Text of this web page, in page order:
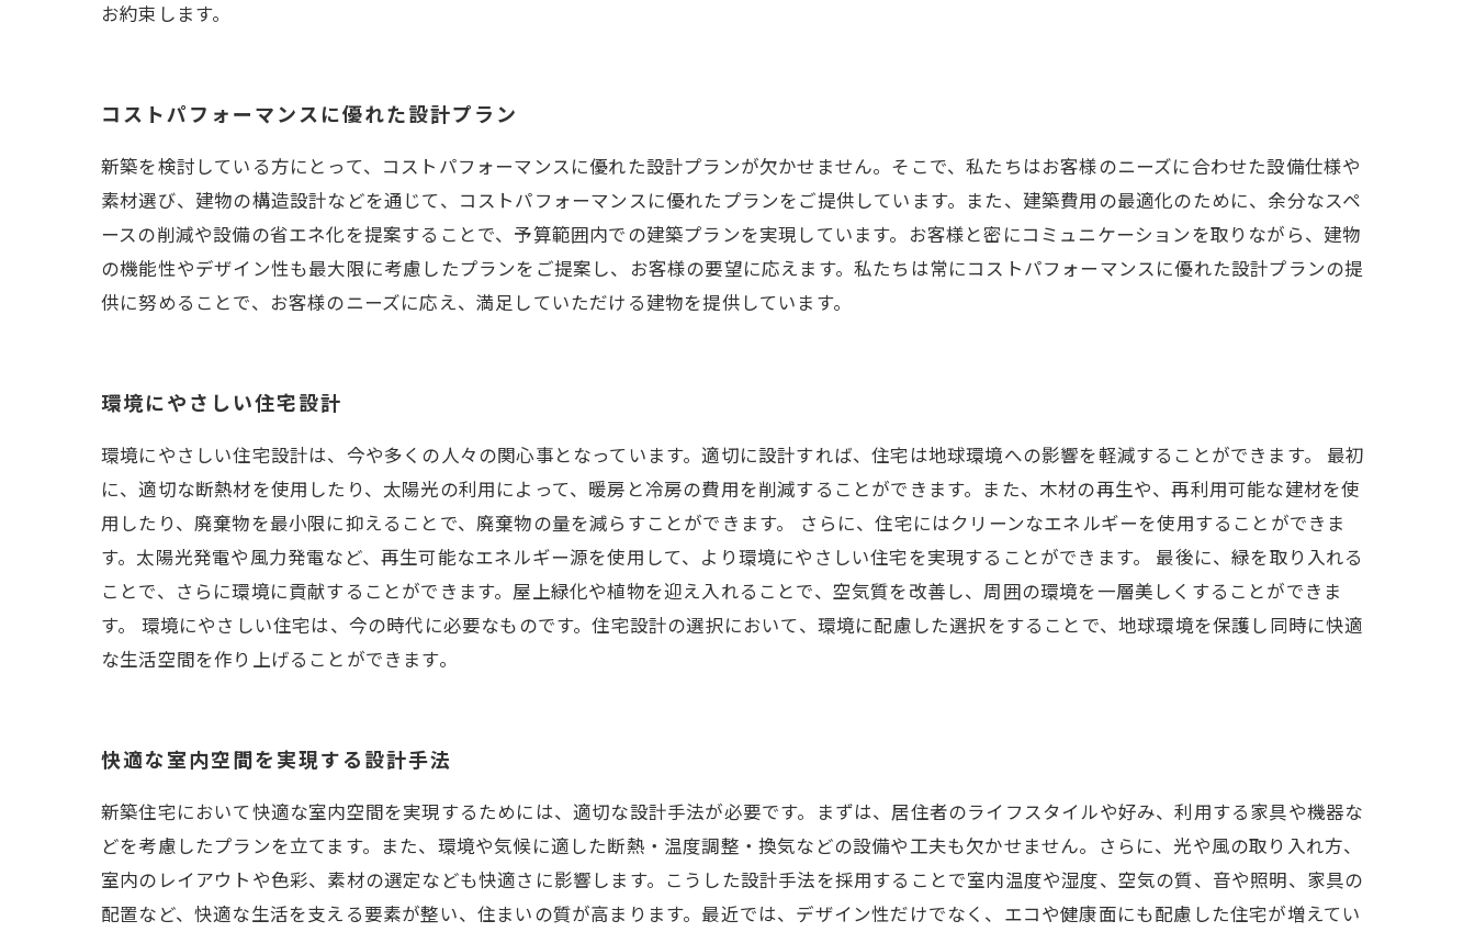
お約束します。
コストパフォーマンスに優れた設計プラン
新築を検討している方にとって、コストパフォーマンスに優れた設計プランが欠かせません。そこで、私たちはお客様のニーズに合わせた設備仕様や
素材選び、建物の構造設計などを通じて、コストパフォーマンスに優れたプランをご提供しています。また、建築費用の最適化のために、余分なスペ
ースの削減や設備の省エネ化を提案することで、予算範囲内での建築プランを実現しています。お客様と密にコミュニケーションを取りながら、建物
の機能性やデザイン性も最大限に考慮したプランをご提案し、お客様の要望に応えます。私たちは常にコストパフォーマンスに優れた設計プランの提
供に努めることで、お客様のニーズに応え、満足していただける建物を提供しています。
環境にやさしい住宅設計
環境にやさしい住宅設計は、今や多くの人々の関心事となっています。適切に設計すれば、住宅は地球環境への影響を軽減することができます。 最初
に、適切な断熱材を使用したり、太陽光の利用によって、暖房と冷房の費用を削減することができます。また、木材の再生や、再利用可能な建材を使
用したり、廃棄物を最小限に抑えることで、廃棄物の量を減らすことができます。 さらに、住宅にはクリーンなエネルギーを使用することができま
す。太陽光発電や風力発電など、再生可能なエネルギー源を使用して、より環境にやさしい住宅を実現することができます。 最後に、緑を取り入れる
ことで、さらに環境に貢献することができます。屋上緑化や植物を迎え入れることで、空気質を改善し、周囲の環境を一層美しくすることができま
す。 環境にやさしい住宅は、今の時代に必要なものです。住宅設計の選択において、環境に配慮した選択をすることで、地球環境を保護し同時に快適
な生活空間を作り上げることができます。
快適な室内空間を実現する設計手法
新築住宅において快適な室内空間を実現するためには、適切な設計手法が必要です。まずは、居住者のライフスタイルや好み、利用する家具や機器な
どを考慮したプランを立てます。また、環境や気候に適した断熱・温度調整・換気などの設備や工夫も欠かせません。さらに、光や風の取り入れ方、
室内のレイアウトや色彩、素材の選定なども快適さに影響します。こうした設計手法を採用することで室内温度や湿度、空気の質、音や照明、家具の
配置など、快適な生活を支える要素が整い、住まいの質が高まります。最近では、デザイン性だけでなく、エコや健康面にも配慮した住宅が増えてい